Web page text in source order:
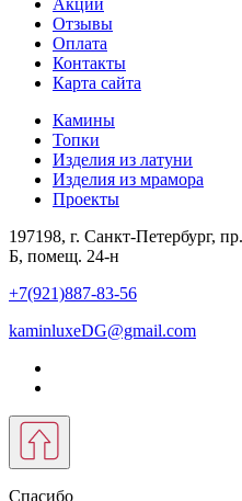
Акции
Отзывы
Оплата
Контакты
Карта сайта
Камины
Топки
Изделия из латуни
Изделия из мрамора
Проекты
197198, г. Санкт-Петербург,
Б, помещ. 24-н
+7(921)887-83-56
kaminluxeDG@gmail.com
Спасибо